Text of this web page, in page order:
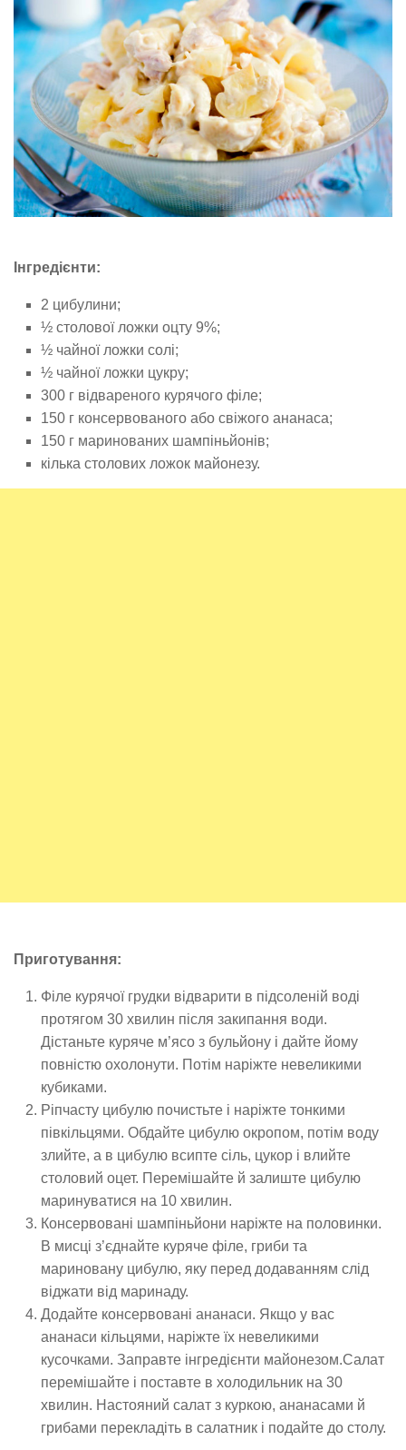
Інгредієнти:
2 цибулини;
½ столової ложки оцту 9%;
½ чайної ложки солі;
½ чайної ложки цукру;
300 г відвареного курячого філе;
150 г консервованого або свіжого ананаса;
150 г маринованих шампіньйонів;
кілька столових ложок майонезу.
Приготування:
Філе курячої грудки відварити в підсоленій воді
протягом 30 хвилин після закипання води.
Дістаньте куряче м’ясо з бульйону і дайте йому
повністю охолонути. Потім наріжте невеликими
кубиками.
Ріпчасту цибулю почистьте і наріжте тонкими
півкільцями. Обдайте цибулю окропом, потім воду
злийте, а в цибулю всипте сіль, цукор і влийте
столовий оцет. Перемішайте й залиште цибулю
маринуватися на 10 хвилин.
Консервовані шампіньйони наріжте на половинки.
В мисці з’єднайте куряче філе, гриби та
мариновану цибулю, яку перед додаванням слід
віджати від маринаду.
Додайте консервовані ананаси. Якщо у вас
ананаси кільцями, наріжте їх невеликими
кусочками. Заправте інгредієнти майонезом.Салат
перемішайте і поставте в холодильник на 30
хвилин. Настояний салат з куркою, ананасами й
грибами перекладіть в салатник і подайте до столу.